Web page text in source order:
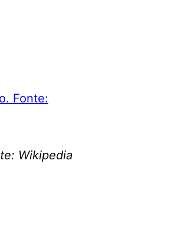
Wikipedia